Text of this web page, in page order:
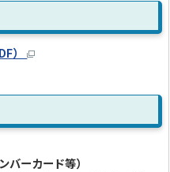
）
バーカード等）